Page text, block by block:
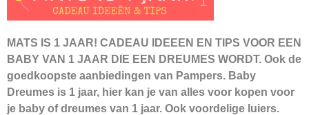
MATS IS 1 JAAR! CADEAU IDEEEN EN TIPS VOOR EEN
BABY VAN 1 JAAR DIE EEN DREUMES WORDT. Ook de
goedkoopste aanbiedingen van Pampers. Baby
Dreumes is 1 jaar, hier kan je van alles voor kopen voor
je baby of dreumes van 1 jaar. Ook voordelige luiers.